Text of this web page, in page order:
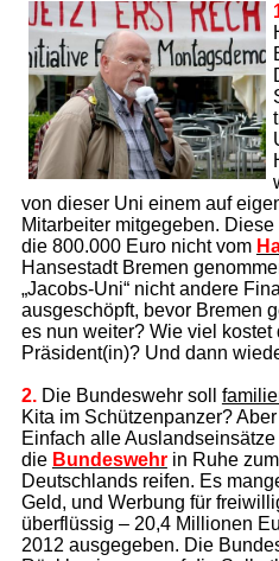
von dieser Uni einem auf
Mitarbeiter mitgegeben.
die 800.000 Euro nicht vom
Hansestadt Bremen
„Jacobs-Uni“ nicht andere
ausgeschöpft, bevor Bremen
es nun weiter? Wie viel kostet
Präsident(in)? Und dann
2.Die Bundeswehr soll
Kita im Schützenpanzer?
Einfach alle
die Bundeswehrin Ruhe
Deutschlands reifen. Es
Geld, und Werbung für
überflüssig – 20,4 Millionen
2012 ausgegeben. Die